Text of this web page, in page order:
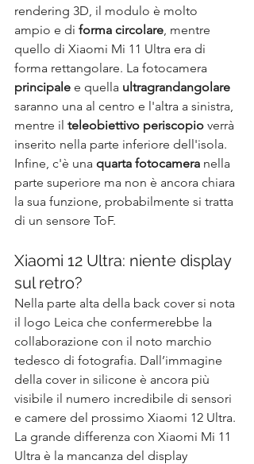
rendering 3D, il modulo è molto
ampio e di forma circolare, mentre
quello di Xiaomi Mi 11 Ultra era di
forma rettangolare. La fotocamera
principale e quella ultragrandangolare
saranno una al centro e l'altra a sinistra,
mentre il teleobiettivo periscopio verrà
inserito nella parte inferiore dell'isola.
Infine, c'è una quarta fotocamera nella
parte superiore ma non è ancora chiara
la sua funzione, probabilmente si tratta
di un sensore ToF.
Xiaomi 12 Ultra: niente display
sul retro?
Nella parte alta della back cover si nota
il logo Leica che confermerebbe la
collaborazione con il noto marchio
tedesco di fotografia. Dall’immagine
della cover in silicone è ancora più
visibile il numero incredibile di sensori
e camere del prossimo Xiaomi 12 Ultra.
La grande differenza con Xiaomi Mi 11
Ultra è la mancanza del display